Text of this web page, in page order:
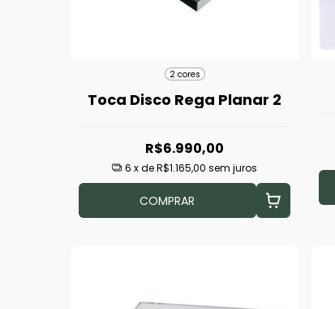
2 cores
Toca Disco Rega Planar 2
R$6.990,00
6 x deR$1.165,00 sem juros
COMPRAR